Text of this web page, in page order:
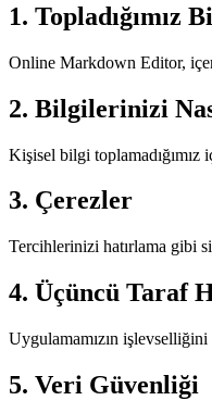
1. Topladığımız
Online Markdown Editor,
2. Bilgilerinizi
Kişisel bilgi toplamadığımız
3. Çerezler
Tercihlerinizi hatırlama gibi
4. Üçüncü Taraf
Uygulamamızın
5. Veri Güvenliği